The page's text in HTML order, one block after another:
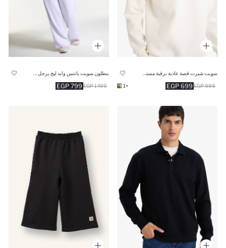
699 EGP 999 EGP
+1
799 EGP 1499 EGP